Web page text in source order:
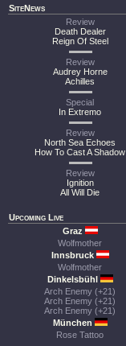
SiteNews
Review
Death Dealer
Reign Of Steel
Review
Audrey Horne
Achilles
Special
In Extremo
Review
North Sea Echoes
How To Cast A Shadow
Review
Ignition
All Will Die
Upcoming Live
Graz
Wolfmother
Innsbruck
Wolfmother
Dinkelsbühl
Arch Enemy (+21)
Arch Enemy (+21)
Arch Enemy (+21)
München
Rose Tattoo